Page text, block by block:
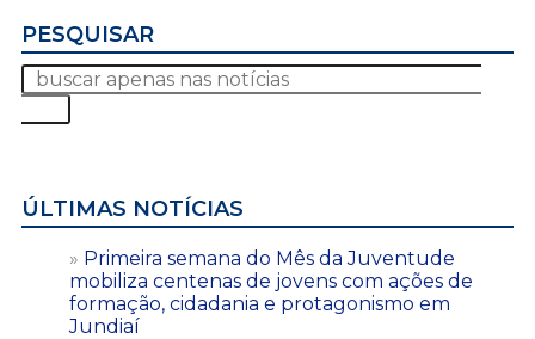
PESQUISAR
ÚLTIMAS NOTÍCIAS
Primeira semana do Mês da Juventude
mobiliza centenas de jovens com ações de
formação, cidadania e protagonismo em
Jundiaí